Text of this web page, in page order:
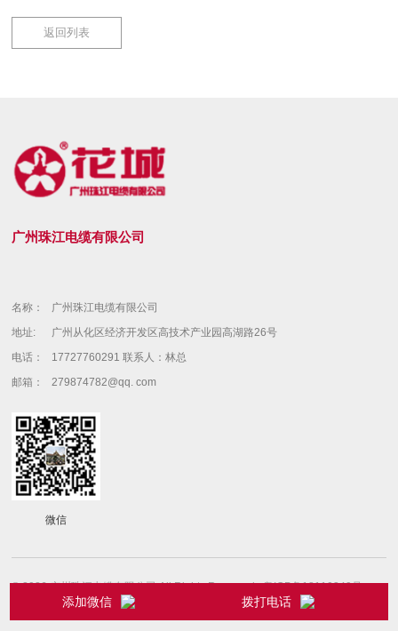
返回列表
广州珠江电缆有限公司
名称：
广州珠江电缆有限公司
地址:
广州从化区经济开发区高技术产业园高湖路26号
电话：
17727760291 联系人：林总
邮箱：
279874782@qq. com
微信
© 2026 广州珠江电缆有限公司 All Rights Reserved.粤ICP备18110349号
粤公网安备 44010602009398号
添加微信 拨打电话